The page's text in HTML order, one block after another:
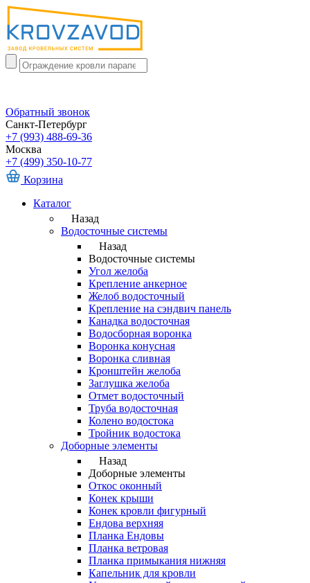
Обратный звонок
Санкт-Петербург
+7 (993) 488-69-36
Москва
+7 (499) 350-10-77
Корзина
Каталог
Назад
Водосточные системы
Назад
Водосточные системы
Угол желоба
Крепление анкерное
Желоб водосточный
Крепление на сэндвич панель
Канадка водосточная
Водосборная воронка
Воронка конусная
Воронка сливная
Кронштейн желоба
Заглушка желоба
Отмет водосточный
Труба водосточная
Колено водостока
Тройник водостока
Доборные элементы
Назад
Доборные элементы
Откос оконный
Конек крыши
Конек кровли фигурный
Ендова верхняя
Планка Ендовы
Планка ветровая
Планка примыкания нижняя
Капельник для кровли